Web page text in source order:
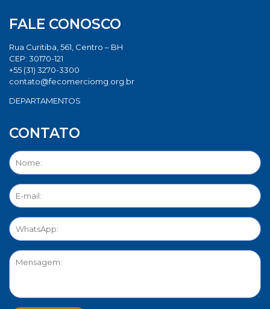
FALE CONOSCO
Rua Curitiba, 561, Centro – BH
CEP: 30170-121
+55 (31) 3270-3300
contato@fecomerciomg.org.br
DEPARTAMENTOS
CONTATO